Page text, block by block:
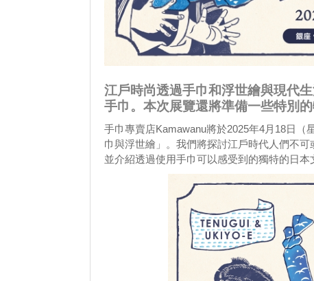
江戶時尚透過手巾和浮世繪與現代
手巾。本次展覽還將準備一些特別
手巾專賣店Kamawanu將於2025年4月18日
巾與浮世繪」。我們將探討江戶時代人們不
並介紹透過使用手巾可以感受到的獨特的日本